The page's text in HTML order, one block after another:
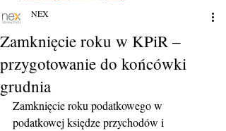
Zamknięcie roku w KPiR –
przygotowanie do końcówki
grudnia
NEX
Zamknięcie roku podatkowego w
podatkowej księdze przychodów i